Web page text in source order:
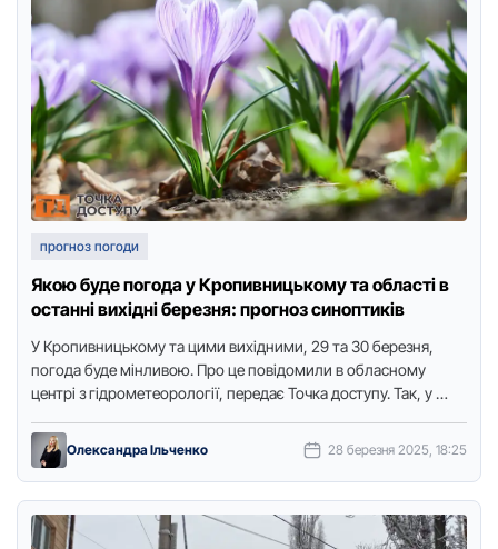
прогноз погоди
Якою буде погода у Кропивницькому та області в
останні вихідні березня: прогноз синоптиків
У Кропивницькому та цими вихідними, 29 та 30 березня,
погода буде мінливою. Про це повідомили в обласному
центрі з гідрометеорології, передає Точка доступу. Так, у …
Олександра Ільченко 28 березня 2025, 18:25